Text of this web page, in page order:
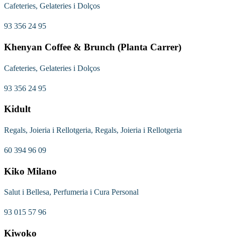
Cafeteries, Gelateries i Dolços
93 356 24 95
Khenyan Coffee & Brunch (Planta Carrer)
Cafeteries, Gelateries i Dolços
93 356 24 95
Kidult
Regals, Joieria i Rellotgeria, Regals, Joieria i Rellotgeria
60 394 96 09
Kiko Milano
Salut i Bellesa, Perfumeria i Cura Personal
93 015 57 96
Kiwoko